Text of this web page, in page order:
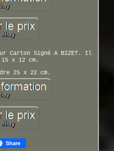
Carton Signé A BIZET. Il
15 x 12 cm.
25 x 22 cm.
Share